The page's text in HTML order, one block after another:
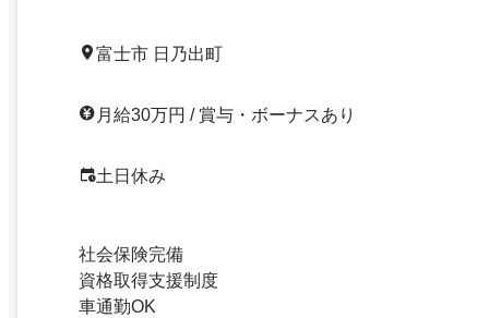
富士市 日乃出町
月給30万円 / 賞与・ボーナスあり
土日休み
社会保険完備
資格取得支援制度
車通勤OK